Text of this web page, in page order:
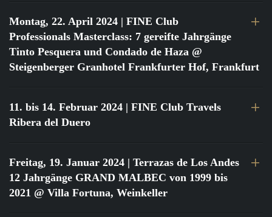
Montag, 22. April 2024 | FINE Club
Professionals Masterclass: 7 gereifte Jahrgänge
Tinto Pesquera und Condado de Haza @
Steigenberger Granhotel Frankfurter Hof, Frankfurt
11. bis 14. Februar 2024 | FINE Club Travels
Ribera del Duero
Freitag, 19. Januar 2024 | Terrazas de Los Andes
12 Jahrgänge GRAND MALBEC von 1999 bis
2021 @ Villa Fortuna, Weinkeller